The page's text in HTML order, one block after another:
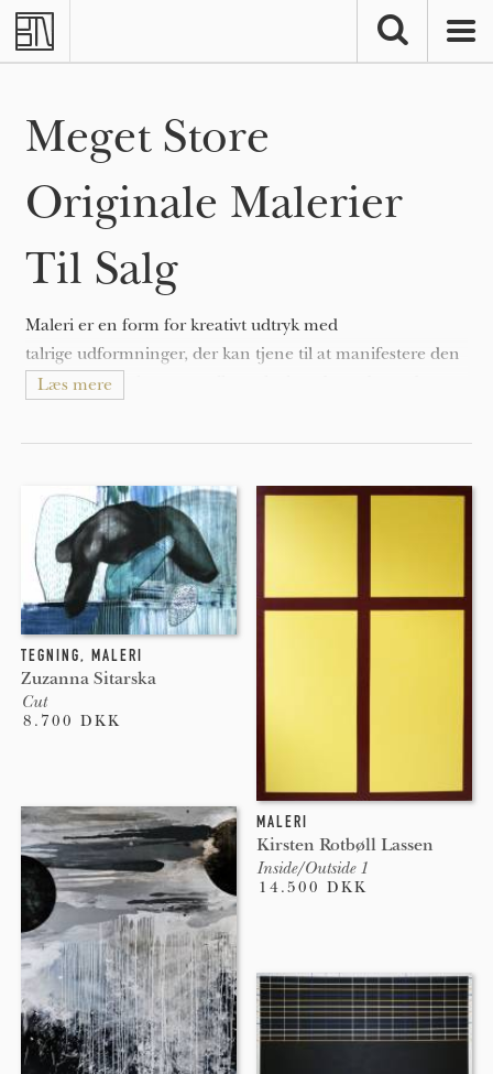
Skip to main content
Meget Store
Originale Malerier
Til Salg
Maleri er en form for kreativt udtryk med
talrige udformninger, der kan tjene til at manifestere den
ekspressive og konceptuelle tanke hos den udøvende.
Malerier kan være naturalistiske og repræsentative (som i
fortællende (som i symbolisme), følelsesladede (som i
ekspressionisme), eller politiske (som i artivisme).
Nedenfor vises kunstværker i størrelsen meget store.
Læs mere
TEGNING, MALERI
Zuzanna Sitarska
Cut
8.700 DKK
MALERI
Kirsten Rotbøll Lassen
Inside/Outside 1
14.500 DKK